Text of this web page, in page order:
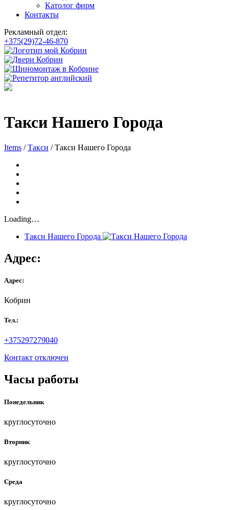
Католог фирм
Контакты
Рекламный отдел:
+375(29)72-46-870
Такси Нашего Города
Items / Такси / Такси Нашего Города
Loading…
Такси Нашего Города
Адрес:
Адрес:
Кобрин
Тел.:
+375297279040
Контакт отключен
Часы работы
Понедельник
круглосуточно
Вторник
круглосуточно
Среда
круглосуточно